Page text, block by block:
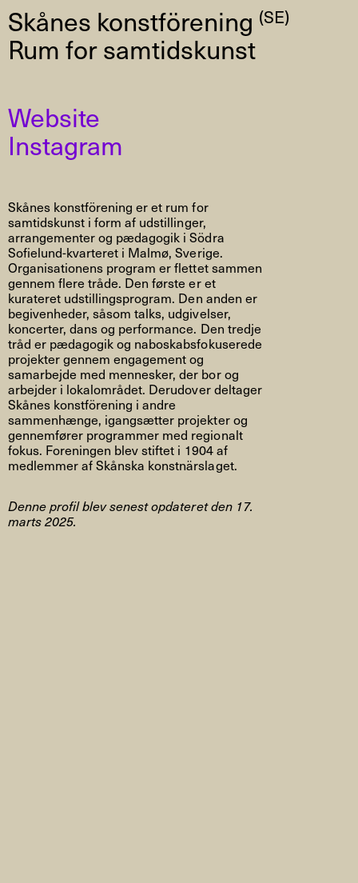
Skånes konstförening (SE)
Rum for samtidskunst
Website
Instagram
Skånes konstförening er et rum for
samtidskunst i form af udstillinger,
arrangementer og pædagogik i Södra
Sofielund-kvarteret i Malmø, Sverige.
Organisationens program er flettet sammen
gennem flere tråde. Den første er et
kurateret udstillingsprogram. Den anden er
begivenheder, såsom talks, udgivelser,
koncerter, dans og performance. Den tredje
tråd er pædagogik og naboskabsfokuserede
projekter gennem engagement og
samarbejde med mennesker, der bor og
arbejder i lokalområdet. Derudover deltager
Skånes konstförening i andre
sammenhænge, ​​igangsætter projekter og
gennemfører programmer med regionalt
fokus. Foreningen blev stiftet i 1904 af
medlemmer af Skånska konstnärslaget.
Denne profil blev senest opdateret den 17.
marts 2025.